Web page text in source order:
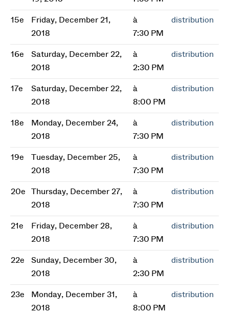
15e
Friday, December 21,
2018
à
7:30 PM
distribution
16e
Saturday, December 22,
2018
à
2:30 PM
distribution
17e
Saturday, December 22,
2018
à
8:00 PM
distribution
18e
Monday, December 24,
2018
à
7:30 PM
distribution
19e
Tuesday, December 25,
2018
à
7:30 PM
distribution
20e
Thursday, December 27,
2018
à
7:30 PM
distribution
21e
Friday, December 28,
2018
à
7:30 PM
distribution
22e
Sunday, December 30,
2018
à
2:30 PM
distribution
23e
Monday, December 31,
2018
à
8:00 PM
distribution